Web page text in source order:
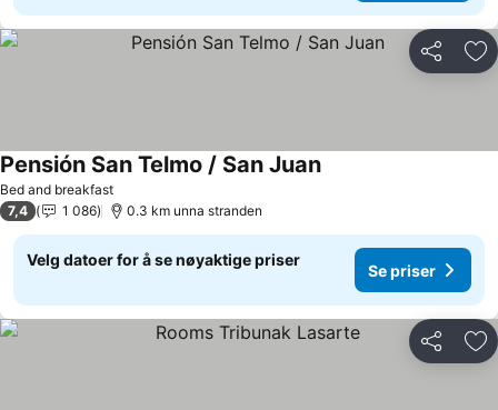
Del
Bed and breakfast
Pensión San Telmo / San JuanSe priser
7,4 1 086 0.3 km unna stranden
Velg datoer for å se nøyaktige priser
Se priser
Del